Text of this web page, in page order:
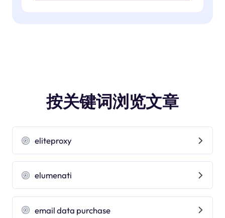
按关键词浏览文章
eliteproxy
elumenati
email data purchase